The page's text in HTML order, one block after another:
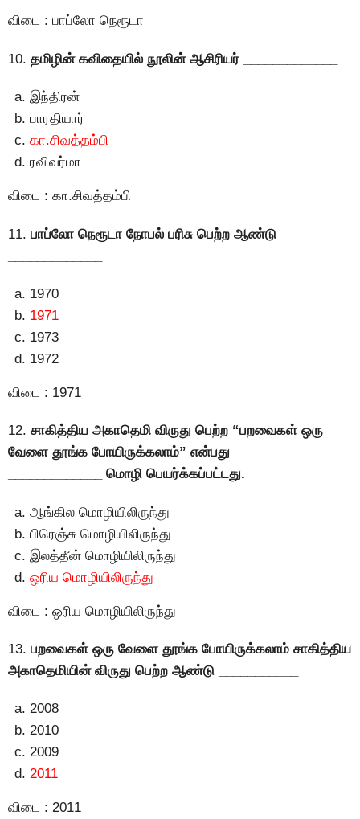
விடை : பாப்லோ நெரூடா
10. தமிழின் கவிதையில் நூலின் ஆசிரியர் _____________
இந்திரன்
பாரதியார்
கா.சிவத்தம்பி
ரவிவர்மா
விடை : கா.சிவத்தம்பி
11. பாப்லோ நெரூடா நோபல் பரிசு பெற்ற ஆண்டு
1970
1971
1973
1972
விடை : 1971
12. சாகித்திய அகாதெமி விருது பெற்ற “பறவைகள் ஒரு
வேளை தூங்க போயிருக்கலாம்” என்பது
_____________ மொழி பெயர்க்கப்பட்டது.
ஆங்கில மொழியிலிருந்து
பிரெஞ்சு மொழியிலிருந்து
இலத்தீன் மொழியிலிருந்து
ஒரிய மொழியிலிருந்து
விடை : ஒரிய மொழியிலிருந்து
13. பறவைகள் ஒரு வேளை தூங்க போயிருக்கலாம் சாகித்திய
அகாதெமியின் விருது பெற்ற ஆண்டு ___________
2008
2010
2009
2011
விடை : 2011